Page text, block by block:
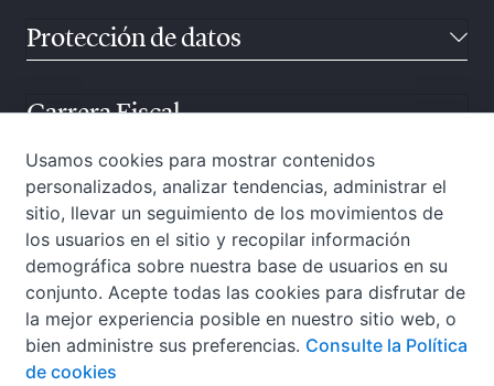
Protección de datos
Carrera Fiscal
Atención ciudadana
Usamos cookies para mostrar contenidos
personalizados, analizar tendencias, administrar el
sitio, llevar un seguimiento de los movimientos de
los usuarios en el sitio y recopilar información
demográfica sobre nuestra base de usuarios en su
conjunto. Acepte todas las cookies para disfrutar de
la mejor experiencia posible en nuestro sitio web, o
bien administre sus preferencias. Consulte la Política
de cookies